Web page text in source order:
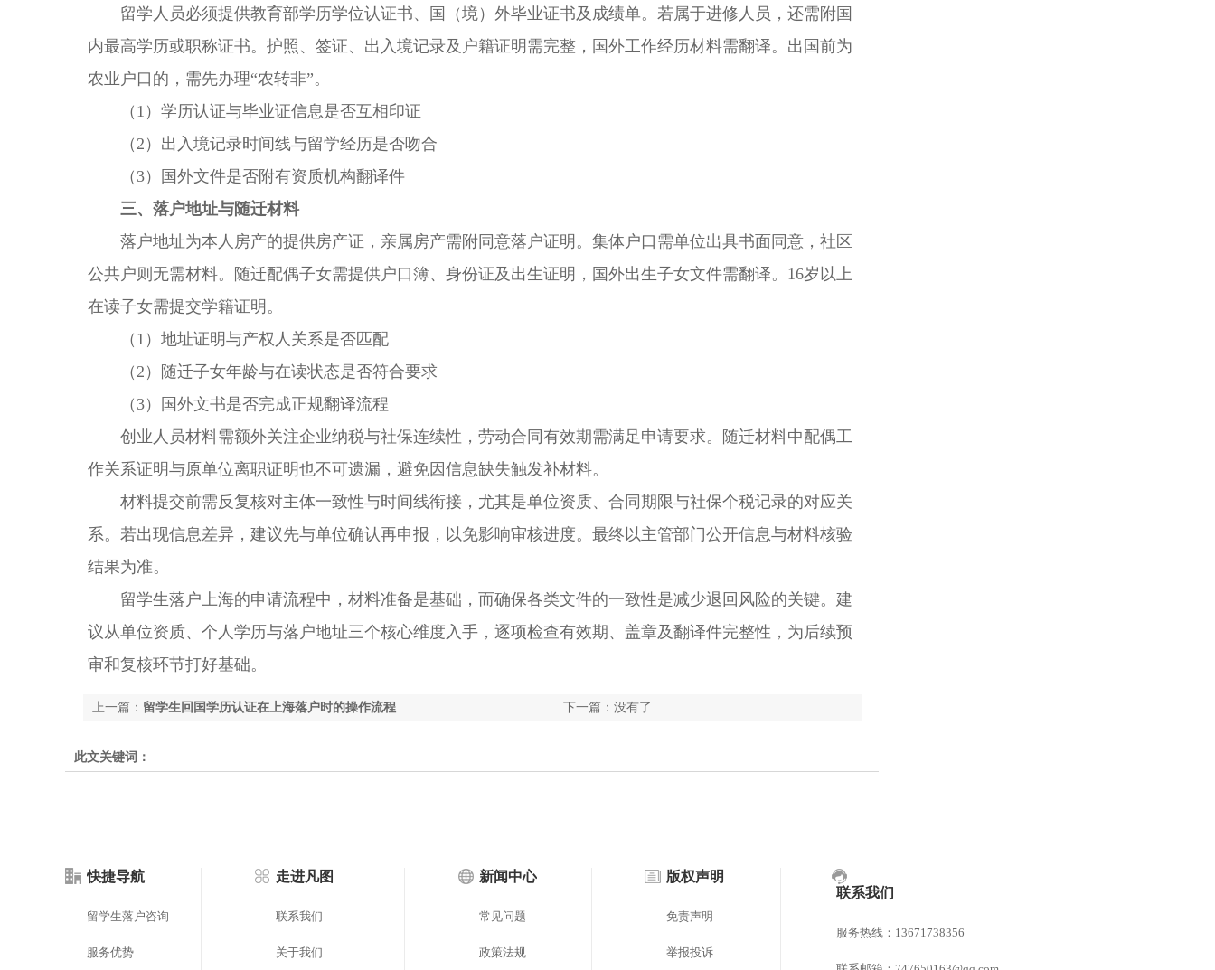
留学人员必须提供教育部学历学位认证书、国（境）外毕业证书及成绩单。若属于进修人员，还需附国
内最高学历或职称证书。护照、签证、出入境记录及户籍证明需完整，国外工作经历材料需翻译。出国前为
农业户口的，需先办理“农转非”。
（1）学历认证与毕业证信息是否互相印证
（2）出入境记录时间线与留学经历是否吻合
（3）国外文件是否附有资质机构翻译件
三、落户地址与随迁材料
落户地址为本人房产的提供房产证，亲属房产需附同意落户证明。集体户口需单位出具书面同意，社区
公共户则无需材料。随迁配偶子女需提供户口簿、身份证及出生证明，国外出生子女文件需翻译。16岁以上
在读子女需提交学籍证明。
（1）地址证明与产权人关系是否匹配
（2）随迁子女年龄与在读状态是否符合要求
（3）国外文书是否完成正规翻译流程
创业人员材料需额外关注企业纳税与社保连续性，劳动合同有效期需满足申请要求。随迁材料中配偶工
作关系证明与原单位离职证明也不可遗漏，避免因信息缺失触发补材料。
材料提交前需反复核对主体一致性与时间线衔接，尤其是单位资质、合同期限与社保个税记录的对应关
系。若出现信息差异，建议先与单位确认再申报，以免影响审核进度。最终以主管部门公开信息与材料核验
结果为准。
留学生落户上海的申请流程中，材料准备是基础，而确保各类文件的一致性是减少退回风险的关键。建
议从单位资质、个人学历与落户地址三个核心维度入手，逐项检查有效期、盖章及翻译件完整性，为后续预
审和复核环节打好基础。
下一篇：没有了
上一篇： 留学生回国学历认证在上海落户时的操作流程
此文关键词：
快捷导航
留学生落户咨询
服务优势
走进凡图
联系我们
关于我们
新闻中心
常见问题
政策法规
版权声明
免责声明
举报投诉
联系我们
服务热线：13671738356